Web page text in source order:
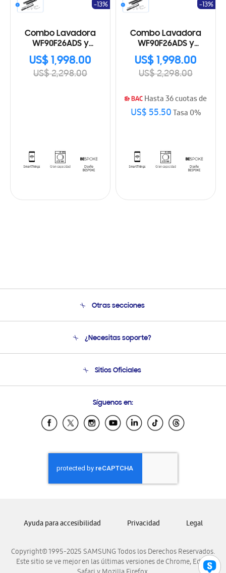
Combo Lavadora
WF90F26ADS y
Secadora a Eléctrica
DV90F24UES
US$ 1,998.00
US$ 2,298.00
-13%
Combo Lavadora
WF90F26ADS y
Secadora a Gas
DV90F24UPS
US$ 1,998.00
US$ 2,298.00
-13%
Hasta 36 cuotas de
US$ 55.50Tasa 0%
Otras secciones
Soporte
Seguimiento de tu pedido
¿Necesitas soporte?
Soporte vía eMail
Sitios Oficiales
Samsung Ecuador
Samsung El Salvador
Samsung Honduras
Samsung Nicaragua
Samsung Panamá
Samsung Venezuela
Síguenos en:
Copyright© 1995-2025 SAMSUNG Todos los Derechos Reservados.
Este sitio se ve mejor en las últimas versiones de Chrome, Edge,
Ayuda para accesibilidad Privacidad Legal